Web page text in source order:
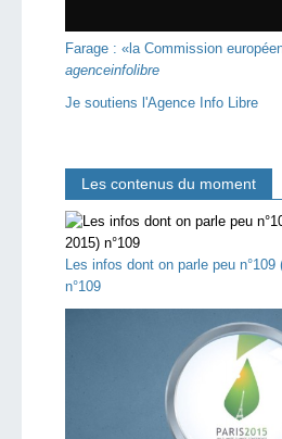
Farage : «la Commission
agenceinfolibre
Je soutiens l'Agence Info Libre
Les contenus du moment
Les infos dont on parle peu n°109
n°109